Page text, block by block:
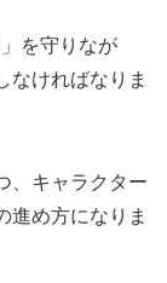
を守りなが
なければなりま
、キャラクター
進め方になりま